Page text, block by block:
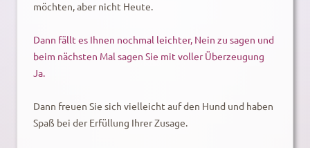
möchten, aber nicht Heute.
Dann fällt es Ihnen nochmal leichter, Nein zu sagen und
beim nächsten Mal sagen Sie mit voller Überzeugung
Ja.
Dann freuen Sie sich vielleicht auf den Hund und haben
Spaß bei der Erfüllung Ihrer Zusage.